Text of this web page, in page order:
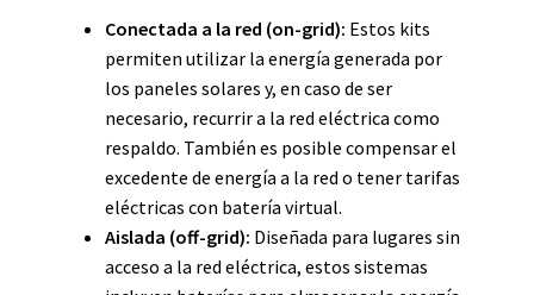
Conectada a la red (on-grid): Estos kits
permiten utilizar la energía generada por
los paneles solares y, en caso de ser
necesario, recurrir a la red eléctrica como
respaldo. También es posible compensar el
excedente de energía a la red o tener tarifas
eléctricas con batería virtual.
Aislada (off-grid): Diseñada para lugares sin
acceso a la red eléctrica, estos sistemas